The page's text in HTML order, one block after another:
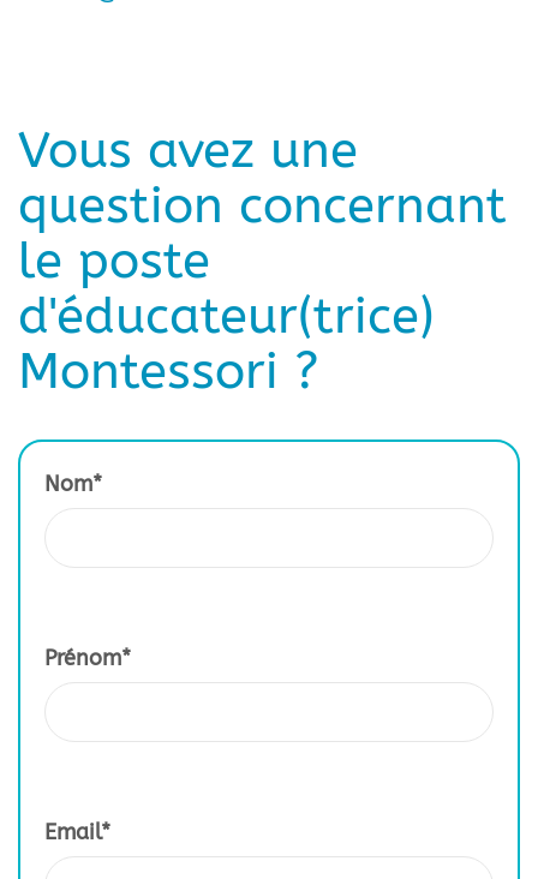
Vous avez une
question concernant
le poste
d'éducateur(trice)
Montessori ?
Nom*
Prénom*
Email*